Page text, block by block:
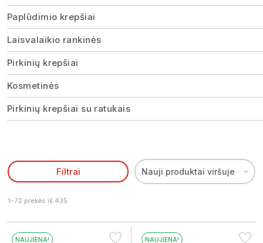
Paplūdimio krepšiai
Laisvalaikio rankinės
Pirkinių krepšiai
Kosmetinės
Pirkinių krepšiai su ratukais
1-72 prekės iš 435
Filtrai Nauji produktai viršuje
NAUJIENA! NAUJIENA!